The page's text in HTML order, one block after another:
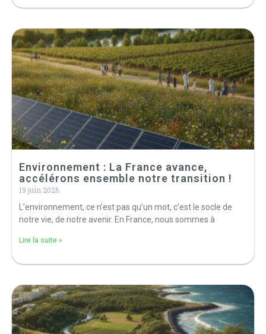
Environnement : La France avance,
accélérons ensemble notre transition !
19 juin 2026
L’environnement, ce n’est pas qu’un mot, c’est le socle de
notre vie, de notre avenir. En France, nous sommes à
Lire la suite »